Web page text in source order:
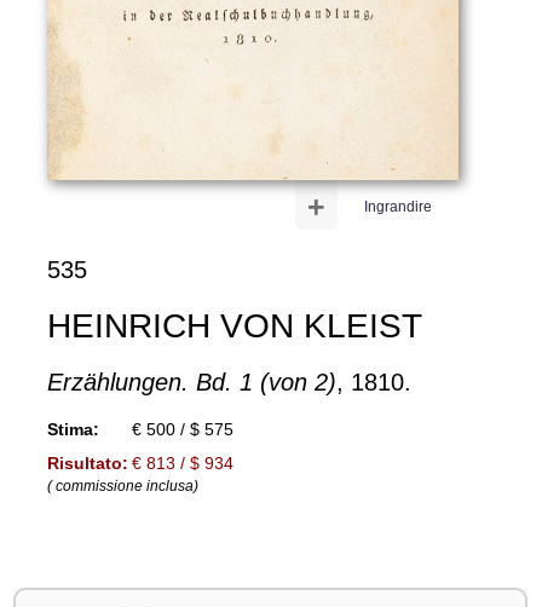
Ingrandire
+
535
HEINRICH VON KLEIST
Erzählungen. Bd. 1 (von 2), 1810.
Stima:
€ 500 / $ 575
Risultato: € 813 / $ 934
( commissione inclusa)